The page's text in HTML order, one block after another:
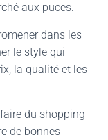
aux puces.
dans les
le style qui
la qualité et les
du shopping
de bonnes